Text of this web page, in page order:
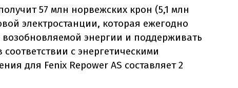
57 млн норвежских крон (5,1 млн
электростанции, которая ежегодно
возобновляемой энергии и поддерживать
с энергетическими
для Fenix Repower AS составляет 2